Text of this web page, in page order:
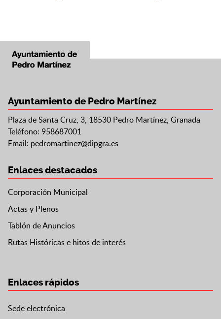
Ayuntamiento de Pedro Martínez
Plaza de Santa Cruz, 3, 18530 Pedro Martínez, Granada
Teléfono: 958687001
Email: pedromartinez@dipgra.es
Enlaces destacados
Corporación Municipal
Actas y Plenos
Tablón de Anuncios
Rutas Históricas e hitos de interés
Enlaces rápidos
Sede electrónica